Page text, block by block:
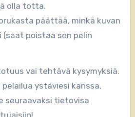
olla totta.
päättää, minkä kuvan
poistaa sen pelin
vai tehtävä kysymyksiä.
ystäviesi kanssa,
seuraavaksi tietovisa